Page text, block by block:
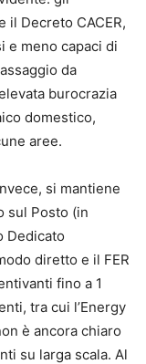
Decreto CACER,
e meno capaci di
da
burocrazia
domestico,
aree.
si mantiene
sul Posto (in
Dedicato
diretto e il FER
fino a 1
tra cui l’Energy
è ancora chiaro
su larga scala. Al